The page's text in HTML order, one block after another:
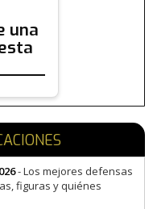
una
- Los mejores defensas
figuras y quiénes